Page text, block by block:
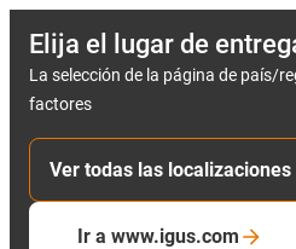
Elija el lugar de
La selección de la página de país/
factores
Ver todas las localizaciones
Ir a www.igus.com